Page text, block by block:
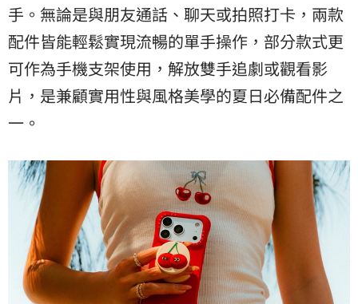
手。無論是與朋友通話、聊天或拍照打卡，兩款
配件皆能輕鬆實現流暢的單手操作，部分款式更
可作為手機支架使用，解放雙手追劇或觀看影
片，是兼顧實用性與風格美學的夏日必備配件之
一。